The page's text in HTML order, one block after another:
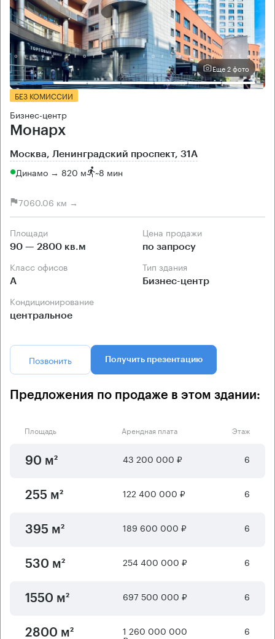
Еще 2 фото
БЕЗ КОМИССИИ
Бизнес-центр
Монарх
Москва, Ленинградский проспект, 31А
Динамо → 820 м ~8 мин
7060.06 км →
Площади
90 — 2800 кв.м
Цена продажи
по запросу
Класс офисов
А
Тип здания
Бизнес-центр
Кондиционирование
центральное
Позвонить Получить презентацию
Предложения по продаже в этом здании:
Площадь Арендная плата Этаж
90 м² 43 200 000 ₽ 6
255 м² 122 400 000 ₽ 6
395 м² 189 600 000 ₽ 6
530 м² 254 400 000 ₽ 6
1550 м² 697 500 000 ₽ 6
2800 м² 1 260 000 000 6